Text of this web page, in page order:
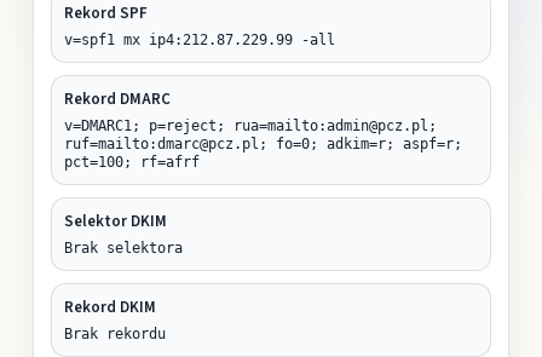
Rekord SPF
v=spf1 mx ip4:212.87.229.99 -all
Rekord DMARC
v=DMARC1; p=reject; rua=mailto:admin@pcz.pl;
ruf=mailto:dmarc@pcz.pl; fo=0; adkim=r; aspf=r;
pct=100; rf=afrf
Selektor DKIM
Brak selektora
Rekord DKIM
Brak rekordu